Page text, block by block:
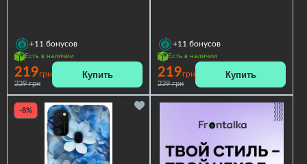
+11 бонусов
Есть в наличии
219грн
239 грн
Купить
+11 бонусов
Есть в наличии
219грн
239 грн
Купить
-8%